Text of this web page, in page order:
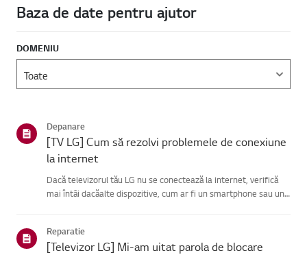
Baza de date pentru ajutor
DOMENIU
Depanare
[TV LG] Cum să rezolvi problemele de conexiune
la internet
Dacă televizorul tău LG nu se conectează la internet, verifică
mai întâi dacăalte dispozitive, cum ar fi un smartphone sau un
Reparatie
[Televizor LG] Mi-am uitat parola de blocare